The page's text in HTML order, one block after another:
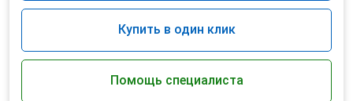
Купить в один клик
Помощь специалиста